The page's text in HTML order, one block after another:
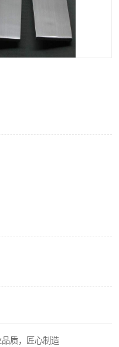
质，匠心制造